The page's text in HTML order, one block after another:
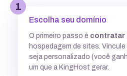
Banco de dados MySQL
7,7GB
1
Escolha seu domínio
O primeiro passo é contratar
hospedagem de sites. Vincule
seja personalizado (você
um que a KingHost gerar.